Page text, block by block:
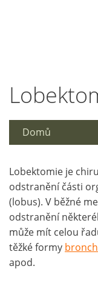
Domů
Lobektomie je
odstranění části
(lobus). V běžné
odstranění
může mít celou
těžké formy
apod.